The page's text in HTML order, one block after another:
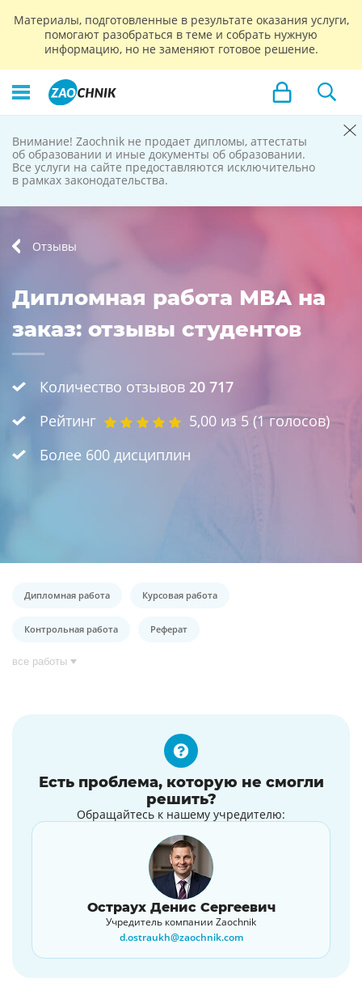
Материалы, подготовленные в результате оказания услуги,
помогают разобраться в теме и собрать нужную
информацию, но не заменяют готовое решение.
Zaochnik
не продает
дипломы
Внимание! Zaochnik не продает дипломы, аттестаты
об образовании и иные документы об образовании.
Все услуги на сайте предоставляются исключительно
в рамках законодательства.
Отзывы
Дипломная работа МВА на
заказ: отзывы студентов
Количество отзывов 20 717
Рейтинг
5,00 из 5 (1голосов)
Более 600 дисциплин
Дипломная работа Курсовая работа
Контрольная работа Реферат
все работы
Есть проблема, которую не смогли
решить?
Обращайтесь к нашему учредителю:
Остраух Денис Сергеевич
Учредитель компании Zaochnik
d.ostraukh@zaochnik.com